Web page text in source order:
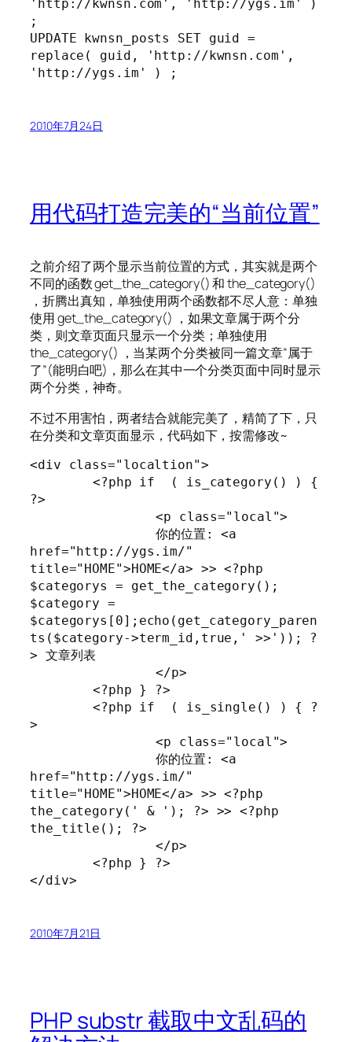
'http://kwnsn.com', 'http://ygs.im' )
;
UPDATE kwnsn_posts SET guid =
replace( guid, 'http://kwnsn.com',
'http://ygs.im' ) ;
2010年7月24日
用代码打造完美的“当前位置”
之前介绍了两个显示当前位置的方式，其实就是两个
不同的函数 get_the_category() 和 the_category()
，折腾出真知，单独使用两个函数都不尽人意：单独
使用 get_the_category() ，如果文章属于两个分
类，则文章页面只显示一个分类；单独使用
the_category() ，当某两个分类被同一篇文章“属于
了”(能明白吧)，那么在其中一个分类页面中同时显示
两个分类，神奇。
不过不用害怕，两者结合就能完美了，精简了下，只
在分类和文章页面显示，代码如下，按需修改~
<div class="localtion">
?>
href="http://ygs.im/"
title="HOME">HOME</a> >> <?php
$categorys = get_the_category();
$category =
$categorys[0];echo(get_category_paren
ts($category->term_id,true,' >>')); ?
> 文章列表
>
href="http://ygs.im/"
title="HOME">HOME</a> >> <?php
the_category(' & '); ?> >> <?php
the_title(); ?>
</div>
2010年7月21日
PHP substr 截取中文乱码的